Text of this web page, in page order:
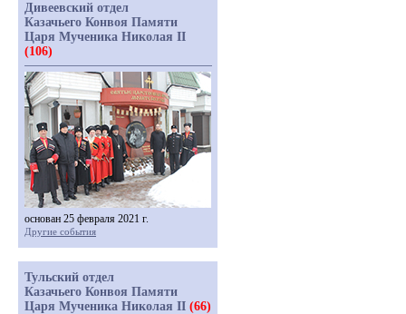
Дивеевский отдел
Казачьего Конвоя Памяти
Царя Мученика Николая II
(106)
основан 25 февраля 2021 г.
Другие события
Тульский отдел
Казачьего Конвоя Памяти
Царя Мученика Николая II (66)